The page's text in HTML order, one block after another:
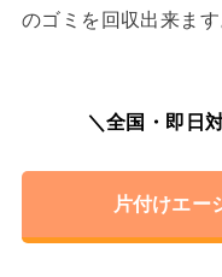
のゴミを回収出来ます
＼全国・即日
片付けエー